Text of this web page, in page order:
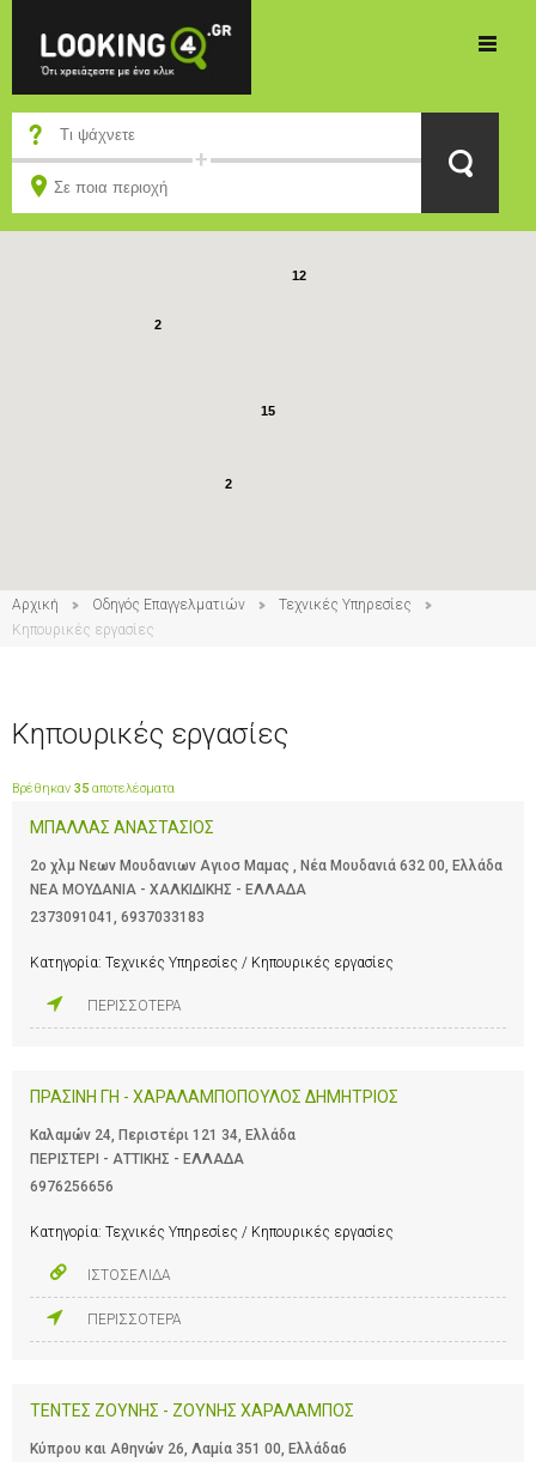
15
12
2
2
Αρχική Οδηγός Επαγγελματιών
Τεχνικές Υπηρεσίες
Κηπουρικές εργασίες
Κηπουρικές εργασίες
Βρέθηκαν 35 αποτελέσματα
ΜΠΑΛΛΑΣ ΑΝΑΣΤΑΣΙΟΣ
2ο χλμ Νεων Μουδανιων Αγιοσ Μαμας , Νέα Μουδανιά 632 00, Ελλάδα
ΝΕΑ ΜΟΥΔΑΝΙΑ - ΧΑΛΚΙΔΙΚΗΣ - ΕΛΛΑΔΑ
2373091041 , 6937033183
Κατηγορία: Τεχνικές Υπηρεσίες / Κηπουρικές εργασίες
ΠΕΡΙΣΣΟΤΕΡΑ
ΠΡΑΣΙΝΗ ΓΗ - ΧΑΡΑΛΑΜΠΟΠΟΥΛΟΣ ΔΗΜΗΤΡΙΟΣ
Καλαμών 24, Περιστέρι 121 34, Ελλάδα
ΠΕΡΙΣΤΕΡΙ - ΑΤΤΙΚΗΣ - ΕΛΛΑΔΑ
6976256656
Κατηγορία: Τεχνικές Υπηρεσίες / Κηπουρικές εργασίες
ΙΣΤΟΣΕΛΙΔΑ
ΠΕΡΙΣΣΟΤΕΡΑ
ΤΕΝΤΕΣ ΖΟΥΝΗΣ - ΖΟΥΝΗΣ ΧΑΡΑΛΑΜΠΟΣ
Κύπρου και Αθηνών 26, Λαμία 351 00, Ελλάδα6